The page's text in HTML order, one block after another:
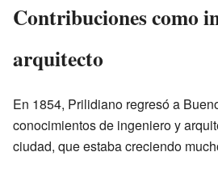
Contribuciones como
arquitecto
En 1854, Prilidiano regresó a
conocimientos de ingeniero y
ciudad, que estaba creciendo